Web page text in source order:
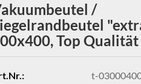
/
Top Qualität
t-